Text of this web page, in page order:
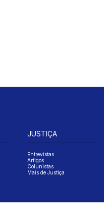
JUSTIÇA
Entrevistas
Artigos
Colunistas
Mais de Justiça